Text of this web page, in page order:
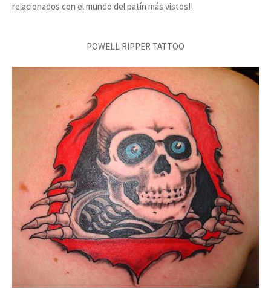
relacionados con el mundo del patín más vistos!!
POWELL RIPPER TATTOO